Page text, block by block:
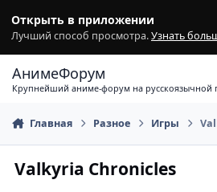
Открыть в приложении
Лучший способ просмотра.Узнать
АнимеФорум
Крупнейший аниме-форум на русскоязычной
Главная Разное Игры
Valkyria Chronicles